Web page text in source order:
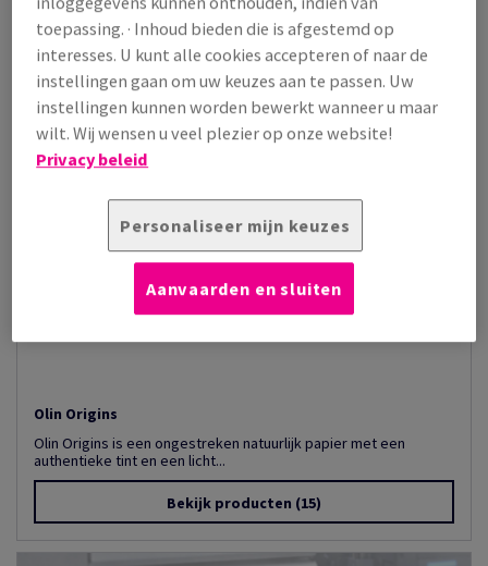
Olin Origins
Olin Origins is een ongestreken natuurlijk papier met een
authentieke tint en een licht...
Bekijk producten (15)
toepassing. · Inhoud bieden die is afgestemd op
interesses. U kunt alle cookies accepteren of naar de
instellingen gaan om uw keuzes aan te passen. Uw
instellingen kunnen worden bewerkt wanneer u maar
wilt. Wij wensen u veel plezier op onze website!
Privacy beleid
Personaliseer mijn keuzes
Aanvaarden en sluiten